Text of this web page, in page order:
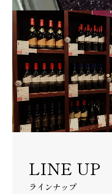
LINE UP
ラインナップ